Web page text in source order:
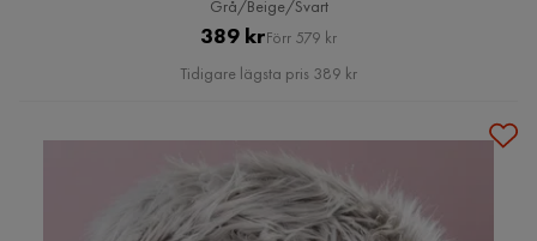
Grå/Beige/Svart
Pris
389 krOriginal
Pris
Förr 579 kr
Tidigare lägsta pris 389 kr